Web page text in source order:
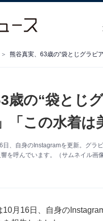
歳の“袋とじ
「この水着は
、自身のInstagramを更新。グラ
を呼んでいます。（サムネイル画
月16日、自身の